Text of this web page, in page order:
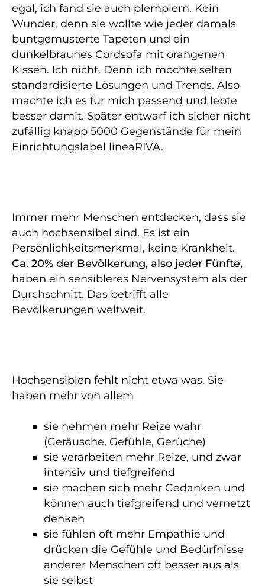
egal, ich fand sie auch plemplem. Kein
Wunder, denn sie wollte wie jeder damals
buntgemusterte Tapeten und ein
dunkelbraunes Cordsofa mit orangenen
Kissen. Ich nicht. Denn ich mochte selten
standardisierte Lösungen und Trends. Also
machte ich es für mich passend und lebte
besser damit. Später entwarf ich sicher nicht
zufällig knapp 5000 Gegenstände für mein
Einrichtungslabel lineaRIVA.
Immer mehr Menschen entdecken, dass sie
auch hochsensibel sind. Es ist ein
Persönlichkeitsmerkmal, keine Krankheit.
Ca. 20% der Bevölkerung, also jeder Fünfte,
haben ein sensibleres Nervensystem als der
Durchschnitt. Das betrifft alle
Bevölkerungen weltweit.
Hochsensiblen fehlt nicht etwa was. Sie
haben mehr von allem
sie nehmen mehr Reize wahr
(Geräusche, Gefühle, Gerüche)
sie verarbeiten mehr Reize, und zwar
intensiv und tiefgreifend
sie machen sich mehr Gedanken und
können auch tiefgreifend und vernetzt
denken
sie fühlen oft mehr Empathie und
drücken die Gefühle und Bedürfnisse
anderer Menschen oft besser aus als
sie selbst